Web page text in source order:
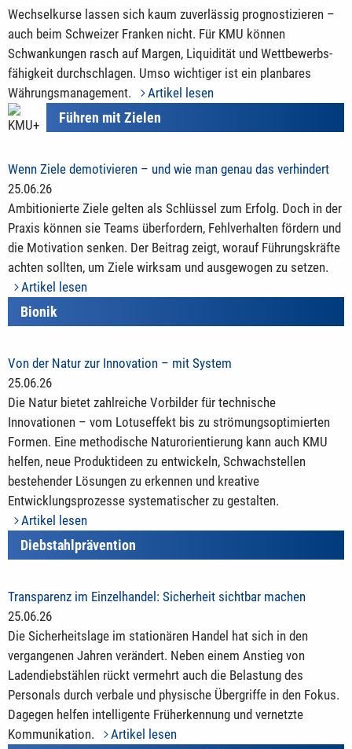
Wechselkurse lassen sich kaum zuverlässig prognostizieren –
auch beim Schweizer Franken nicht. Für KMU können
Schwankungen rasch auf Margen, Liquidität und Wettbewerbs­
fähigkeit durchschlagen. Umso wichtiger ist ein planbares
Währungsmanagement.
Artikel lesen
Führen mit Zielen
Wenn Ziele demotivieren – und wie man genau das verhindert
25.06.26
Ambitionierte Ziele gelten als Schlüssel zum Erfolg. Doch in der
Praxis können sie Teams überfordern, Fehlverhalten fördern und
die Motivation senken. Der Beitrag zeigt, worauf Führungskräfte
achten sollten, um Ziele wirksam und ausgewogen zu setzen.
Artikel lesen
Bionik
Von der Natur zur Innovation – mit System
25.06.26
Die Natur bietet zahlreiche Vorbilder für technische
Innovationen – vom Lotuseffekt bis zu strömungsoptimierten
Formen. Eine methodische Naturorientierung kann auch KMU
helfen, neue Produktideen zu entwickeln, Schwachstellen
bestehender Lösungen zu erkennen und kreative
Entwicklungsprozesse systematischer zu gestalten.
Artikel lesen
Diebstahlprävention
Transparenz im Einzelhandel: Sicherheit sichtbar machen
25.06.26
Die Sicherheitslage im stationären Handel hat sich in den
vergangenen Jahren verändert. Neben einem Anstieg von
Ladendiebstählen rückt vermehrt auch die Belastung des
Personals durch verbale und physische Übergriffe in den Fokus.
Dagegen helfen intelligente Früherkennung und vernetzte
Kommunikation.
Artikel lesen